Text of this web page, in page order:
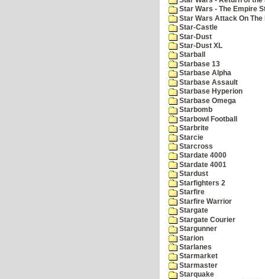
Star Wars - The Empire
Star Wars Attack On The
Star-Castle
Star-Dust
Star-Dust XL
Starball
Starbase 13
Starbase Alpha
Starbase Assault
Starbase Hyperion
Starbase Omega
Starbomb
Starbowl Football
Starbrite
Starcie
Starcross
Stardate 4000
Stardate 4001
Stardust
Starfighters 2
Starfire
Starfire Warrior
Stargate
Stargate Courier
Stargunner
Starion
Starlanes
Starmarket
Starmaster
Starquake